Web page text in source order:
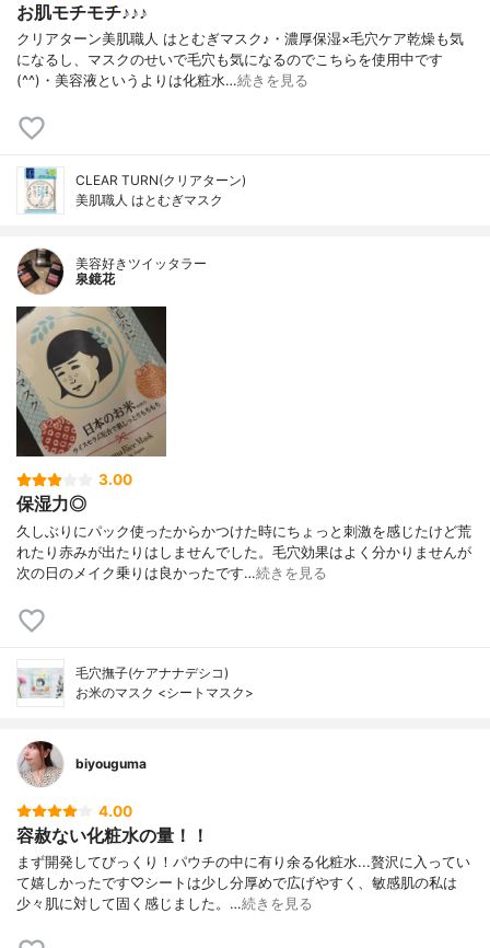
お肌モチモチ♪♪♪
クリアターン美肌職人 はとむぎマスク♪・濃厚保湿×毛穴ケア乾燥も気
になるし、マスクのせいで毛穴も気になるのでこちらを使用中です
(^^)・美容液というよりは化粧水…続きを見る
CLEAR TURN(クリアターン)
美肌職人 はとむぎマスク
美容好きツイッタラー
泉鏡花
3.00
保湿力◎
久しぶりにパック使ったからかつけた時にちょっと刺激を感じたけど荒
れたり赤みが出たりはしませんでした。毛穴効果はよく分かりませんが
次の日のメイク乗りは良かったです…続きを見る
毛穴撫子(ケアナナデシコ)
お米のマスク <シートマスク>
biyouguma
4.00
容赦ない化粧水の量！！
まず開発してびっくり！パウチの中に有り余る化粧水...贅沢に入ってい
て嬉しかったです♡シートは少し分厚めで広げやすく、敏感肌の私は
少々肌に対して固く感じました。…続きを見る